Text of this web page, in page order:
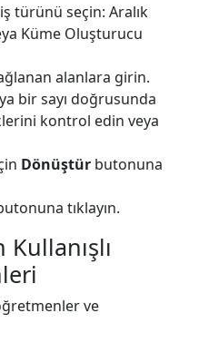
türünü seçin: Aralık
Küme Oluşturucu
alanlara girin.
bir sayı doğrusunda
kontrol edin veya
Dönüştür butonuna
tıklayın.
Kullanışlı
ve